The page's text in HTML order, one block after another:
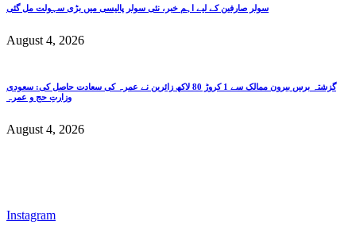
سولر صارفین کے لیے اہم خبر، نئی سولر پالیسی میں بڑی سہولت مل گئی
August 4, 2026
گزشتہ برس بیرون ممالک سے 1 کروڑ 80 لاکھ زائرین نے عمرہ کی سعادت حاصل کی: سعودی
وزارتِ حج و عمرہ
August 4, 2026
Instagram